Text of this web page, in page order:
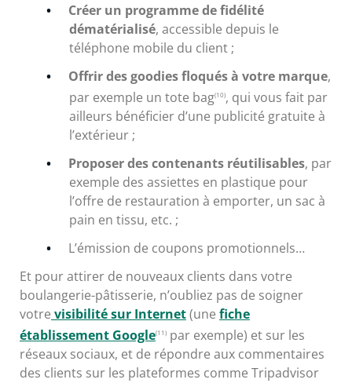
Créer un programme de fidélité
dématérialisé, accessible depuis le
téléphone mobile du client ;
Offrir des goodies floqués à votre marque,
par exemple un tote bag(10), qui vous fait par
ailleurs bénéficier d’une publicité gratuite à
l’extérieur ;
Proposer des contenants réutilisables, par
exemple des assiettes en plastique pour
l’offre de restauration à emporter, un sac à
pain en tissu, etc. ;
L’émission de coupons promotionnels…
Et pour attirer de nouveaux clients dans votre
boulangerie-pâtisserie, n’oubliez pas de soigner
votre visibilité sur Internet(une fiche
établissement Google(11) par exemple) et sur les
réseaux sociaux, et de répondre aux commentaires
des clients sur les plateformes comme Tripadvisor